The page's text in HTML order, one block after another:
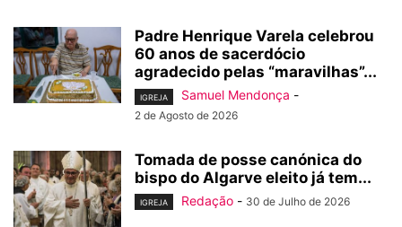
Padre Henrique Varela celebrou
60 anos de sacerdócio
agradecido pelas “maravilhas”...
IGREJA Samuel Mendonça -
2 de Agosto de 2026
Tomada de posse canónica do
bispo do Algarve eleito já tem...
IGREJA Redação - 30 de Julho de 2026